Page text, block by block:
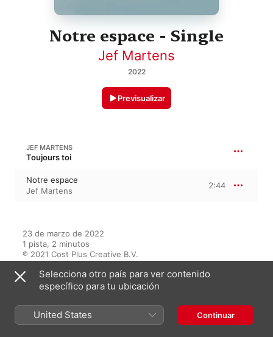
Notre espace - Single
Jef Martens
2022
Previsualizar
JEF MARTENS
Toujours toi
Notre espace
Jef Martens
2:44
23 de marzo de 2022
1 pista, 2 minutos
℗ 2021 Cost Plus Creative B.V.
DISCOGRÁFICA
Cost Plus Creative
Selecciona otro país para ver contenido
específico para tu ubicación
United States Continuar